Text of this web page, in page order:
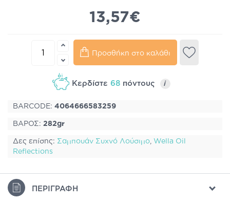
13,57€
Προσθήκη στο καλάθι
Κερδίστε 68πόντους i
BARCODE: 4064666583259
ΒΑΡΟΣ: 282gr
Δες επίσης: Σαμπουάν Συχνό Λούσιμο, Wella Oil
Reflections
ΠΕΡΙΓΡΑΦΉ